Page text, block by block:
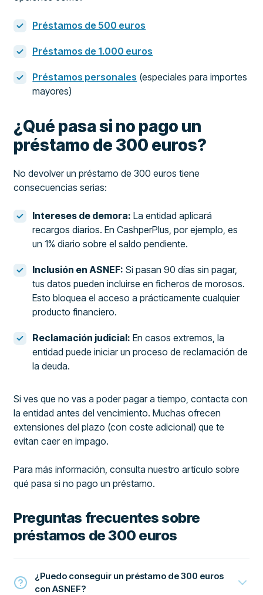
Préstamos de 500 euros
Préstamos de 1.000 euros
Préstamos personales (especiales para importes
mayores)
¿Qué pasa si no pago un
préstamo de 300 euros?
No devolver un préstamo de 300 euros tiene
consecuencias serias:
Intereses de demora: La entidad aplicará
recargos diarios. En CashperPlus, por ejemplo, es
un 1% diario sobre el saldo pendiente.
Inclusión en ASNEF: Si pasan 90 días sin pagar,
tus datos pueden incluirse en ficheros de morosos.
Esto bloquea el acceso a prácticamente cualquier
producto financiero.
Reclamación judicial: En casos extremos, la
entidad puede iniciar un proceso de reclamación de
la deuda.
Si ves que no vas a poder pagar a tiempo, contacta con
la entidad antes del vencimiento. Muchas ofrecen
extensiones del plazo (con coste adicional) que te
evitan caer en impago.
Para más información, consulta nuestro artículo sobre
qué pasa si no pago un préstamo.
Preguntas frecuentes sobre
préstamos de 300 euros
¿Puedo conseguir un préstamo de 300 euros
con ASNEF?